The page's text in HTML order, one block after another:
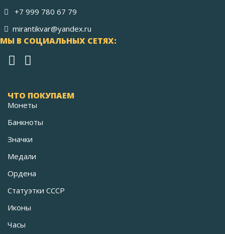
+7 999 780 67 79
mirantikvar@yandex.ru
МЫ В СОЦИАЛЬНЫХ СЕТЯХ:
ЧТО ПОКУПАЕМ
Монеты
Банкноты
Значки
Медали
Ордена
Статуэтки СССР
Иконы
Часы